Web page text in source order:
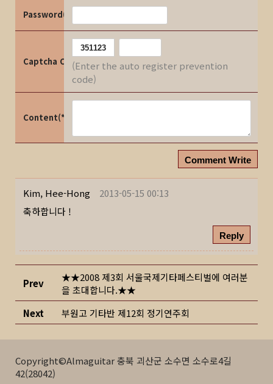
Password(*)
Captcha Code(Enter the auto register prevention
code)
Content(*)
Comment Write
Kim, Hee-Hong
2013-05-15 00:13
축하합니다 !
Reply
Prev
★★2008 제3회 서울국제기타페스티벌에 여러분
을 초대합니다.★★
Next
부원고 기타반 제12회 정기연주회
Copyright©Almaguitar 충북 괴산군 소수면 소수로4길
42(28042)